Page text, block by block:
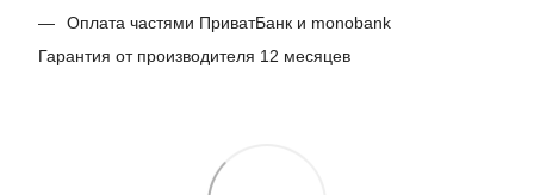
Оплата частями ПриватБанк и monobank
Гарантия от производителя 12 месяцев